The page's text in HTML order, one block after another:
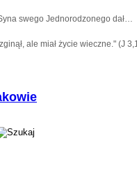
swego Jednorodzonego dał…
ale miał życie wieczne." (J